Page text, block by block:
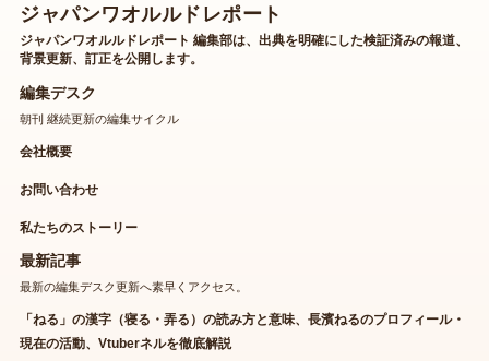
ジャパンワオルルドレポート
ジャパンワオルルドレポート 編集部は、出典を明確にした検証済みの報道、
背景更新、訂正を公開します。
編集デスク
朝刊 継続更新の編集サイクル
会社概要
お問い合わせ
私たちのストーリー
最新記事
最新の編集デスク更新へ素早くアクセス。
「ねる」の漢字（寝る・弄る）の読み方と意味、長濱ねるのプロフィール・
現在の活動、Vtuberネルを徹底解説